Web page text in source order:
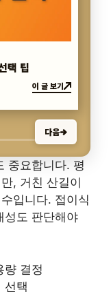
택 팁
이 글 보기
다음
중요합니다. 평
, 거친 산길이
입니다. 접이식
성도 판단해야
량 결정
선택